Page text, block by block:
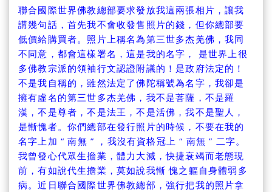
聯合國際世界佛教總部要求發放我這兩張相片，讓我
講幾句話，首先我不會收發售照片的錢，但你總部要
低價給購買者。照片上稱名為第三世多杰羌佛，我同
不同意，都會這樣署名，這是我的名字， 是世界上很
多佛教宗派的領袖行文認證附議的！是政府法定的！
不是我自稱的，雖然法定了佛陀稱號為名字，我卻是
擁有虛名的第三世多杰羌佛，我不是菩薩，不是羅
漢，不是尊者，不是法王，不是活佛，我不是聖人，
是慚愧者。你們總部在發行照片的時候，不要在我的
名字上加 “ 南無 ” ，我沒有資格冠上 “ 南無 ” 二字。
我曾發心代眾生擔業，體力大減，快捷衰竭而老態現
前，有如說代生擔業，莫如說我慚 愧之軀自身體弱多
病。近日聯合國際世界佛教總部，強行把我的照片拿